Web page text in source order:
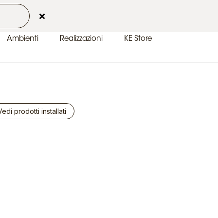
Ambienti Realizzazioni KE Store
prodotti installati